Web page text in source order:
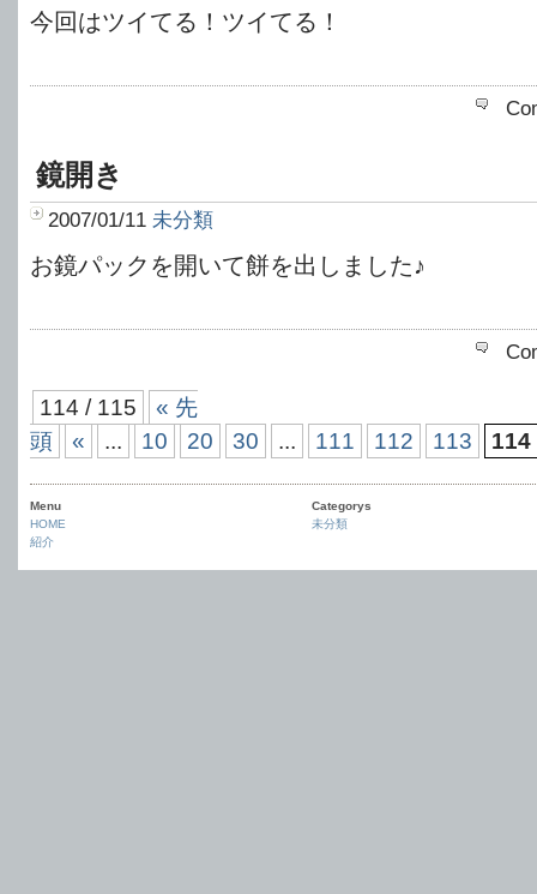
今回はツイてる！ツイてる！
鏡開き
2007/01/11 未分類
お鏡パックを開いて餅を出しました♪
114 / 115
« 先
頭
« ... 10 20 30 ... 111 112 113 114
Menu
HOME
紹介
Categorys
未分類